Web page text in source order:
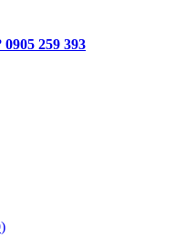
0905 259 393
)